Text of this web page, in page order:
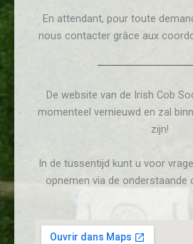
En attendant, pour toute
nous contacter grâce aux
De website van de Irish Cob
momenteel vernieuwd en zal
zijn!
In de tussentijd kunt u voor
opnemen via de onderstaande